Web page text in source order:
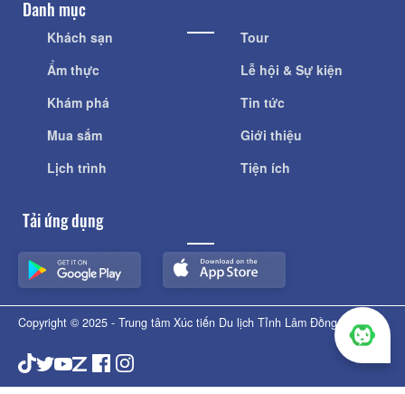
Danh mục
Khách sạn
Ẩm thực
Khám phá
Mua sắm
Lịch trình
Tour
Lễ hội & Sự kiện
Tin tức
Giới thiệu
Tiện ích
Tải ứng dụng
Copyright © 2025 - Trung tâm Xúc tiến Du lịch Tỉnh Lâm Đồng